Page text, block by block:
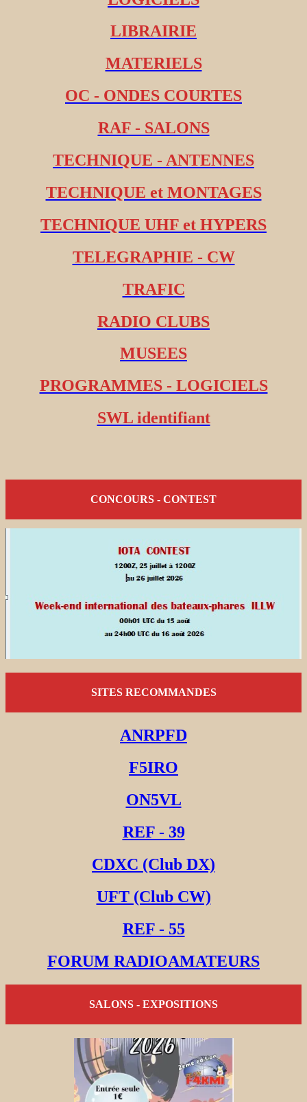
LIBRAIRIE
MATERIELS
OC - ONDES COURTES
RAF - SALONS
TECHNIQUE - ANTENNES
TECHNIQUE et MONTAGES
TECHNIQUE UHF et HYPERS
TELEGRAPHIE - CW
TRAFIC
RADIO CLUBS
MUSEES
PROGRAMMES - LOGICIELS
SWL identifiant
CONCOURS - CONTEST
SITES RECOMMANDES
ANRPFD
F5IRO
ON5VL
REF - 39
CDXC (Club DX)
UFT (Club CW)
REF - 55
FORUM RADIOAMATEURS
SALONS - EXPOSITIONS